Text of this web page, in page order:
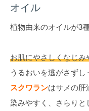
オイル
植物由来のオイルが3
お肌にやさしくなじみ
うるおいを逃がさずし
スクワランはサメの肝
染みやすく、さらりと